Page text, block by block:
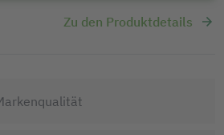
Zu den Produktdetails